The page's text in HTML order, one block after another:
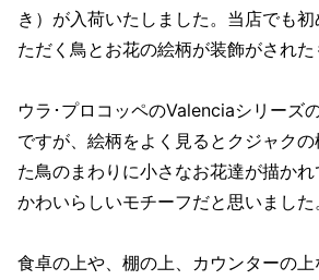
き）が入荷いたしました。当店でも
ただく鳥とお花の絵柄が装飾がされた
ウラ･プロコッペのValenciaシリーズ
ですが、絵柄をよく見るとクジャク
た鳥のまわりに小さなお花達が描か
かわいらしいモチーフだと思いました
食卓の上や、棚の上、カウンターの